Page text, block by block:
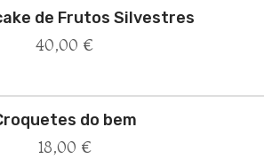
de Frutos Silvestres
40,00 €
do bem
18,00 €